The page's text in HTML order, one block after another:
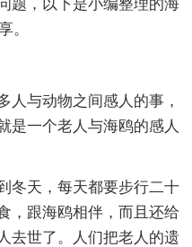
题，以下是小编整理的海
。
人与动物之间感人的事，
是一个老人与海鸥的感人
冬天，每天都要步行二十
，跟海鸥相伴，而且还给
去世了。人们把老人的遗